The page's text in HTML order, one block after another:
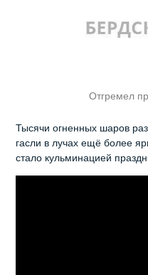
Отгремел
Тысячи огненных шаров
гасли в лучах ещё более
стало кульминацией